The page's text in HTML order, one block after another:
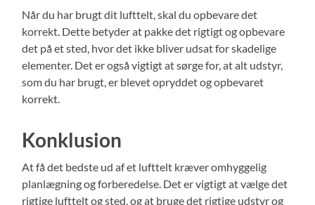
Når du har brugt dit lufttelt, skal du opbevare det
korrekt. Dette betyder at pakke det rigtigt og opbevare
det på et sted, hvor det ikke bliver udsat for skadelige
elementer. Det er også vigtigt at sørge for, at alt udstyr,
som du har brugt, er blevet opryddet og opbevaret
korrekt.
Konklusion
At få det bedste ud af et lufttelt kræver omhyggelig
planlægning og forberedelse. Det er vigtigt at vælge det
rigtige lufttelt og sted, og at bruge det rigtige udstyr og